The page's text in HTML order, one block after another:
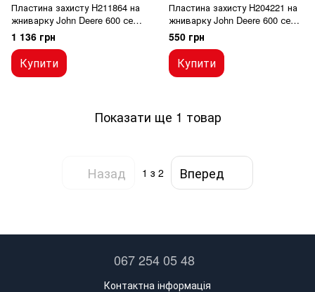
Пластина захисту H211864 на
жниварку John Deere 600 серії
Higt Rise
1 136 грн
Купити
Пластина захисту H204221 на
жниварку John Deere 600 серії
Higt Rise
550 грн
Купити
Показати ще 1 товар
Назад 1 з 2 Вперед
067 254 05 48
Контактна інформація